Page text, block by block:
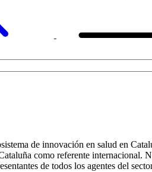
de innovación en salud en
como referente internacional.
de todos los agentes del